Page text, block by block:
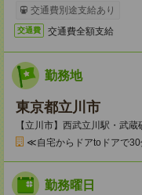
交通費別途支給あり
交通費 交通費全額支給
勤務地
東京都立川市
【立川市】西武立川駅・武
≪自宅からドアtoドアで30
勤務曜日